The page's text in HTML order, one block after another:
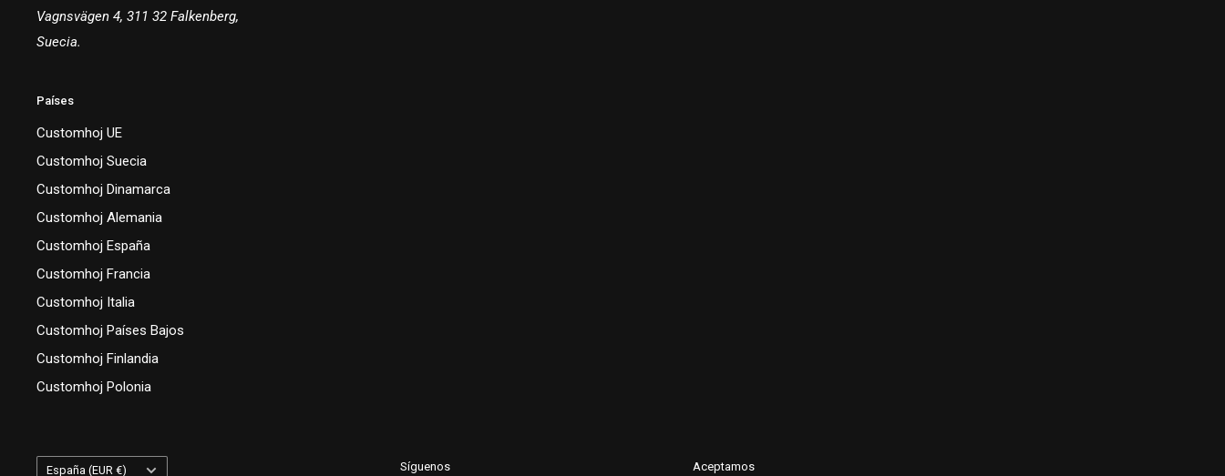
Vagnsvägen 4, 311 32 Falkenberg,
Suecia.
Países
Customhoj UE
Customhoj Suecia
Customhoj Dinamarca
Customhoj Alemania
Customhoj España
Customhoj Francia
Customhoj Italia
Customhoj Países Bajos
Customhoj Finlandia
Customhoj Polonia
País/región
España (EUR €) Síguenos Aceptamos